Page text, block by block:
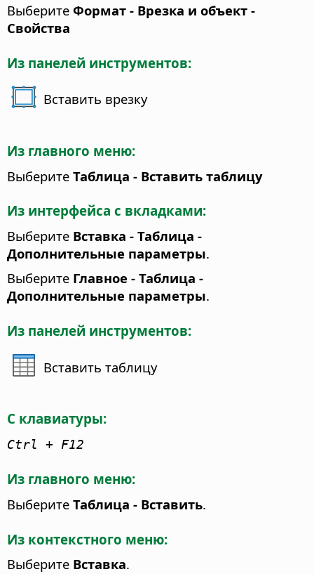
Выберите Формат - Врезка и объект -
Свойства
Из панелей инструментов:
Вставить врезку
Из главного меню:
Выберите Таблица - Вставить таблицу
Из интерфейса с вкладками:
Выберите Вставка - Таблица -
Дополнительные параметры.
Выберите Главное - Таблица -
Дополнительные параметры.
Из панелей инструментов:
Вставить таблицу
С клавиатуры:
Ctrl + F12
Из главного меню:
Выберите Таблица - Вставить.
Из контекстного меню:
Выберите Вставка.